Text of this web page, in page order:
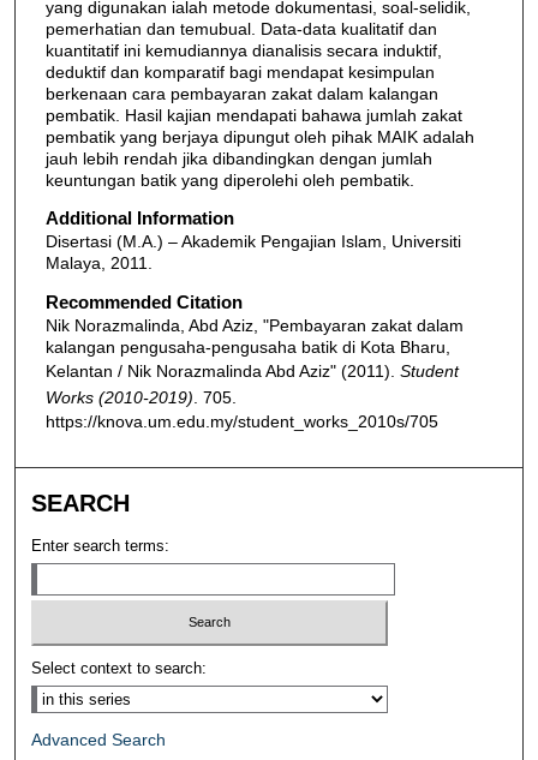
yang digunakan ialah metode dokumentasi, soal-selidik,
pemerhatian dan temubual. Data-data kualitatif dan
kuantitatif ini kemudiannya dianalisis secara induktif,
deduktif dan komparatif bagi mendapat kesimpulan
berkenaan cara pembayaran zakat dalam kalangan
pembatik. Hasil kajian mendapati bahawa jumlah zakat
pembatik yang berjaya dipungut oleh pihak MAIK adalah
jauh lebih rendah jika dibandingkan dengan jumlah
keuntungan batik yang diperolehi oleh pembatik.
Additional Information
Disertasi (M.A.) – Akademik Pengajian Islam, Universiti
Malaya, 2011.
Recommended Citation
Nik Norazmalinda, Abd Aziz, "Pembayaran zakat dalam
kalangan pengusaha-pengusaha batik di Kota Bharu,
Kelantan / Nik Norazmalinda Abd Aziz" (2011). Student
Works (2010-2019) . 705.
https://knova.um.edu.my/student_works_2010s/705
SEARCH
Enter search terms:
Select context to search:
Advanced Search